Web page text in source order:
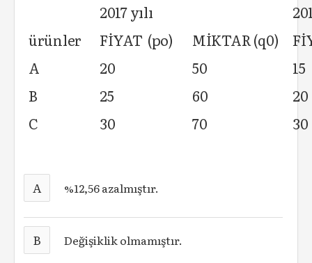
2017 yılı
ürünler
FİYAT (po) MİKTAR (q0)
A
20 50
15
B
25 60
20
C
30 70 30
A %12,56 azalmıştır.
B Değişiklik olmamıştır.